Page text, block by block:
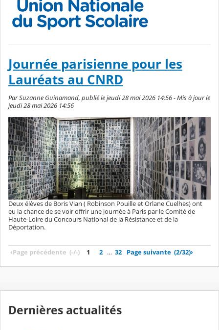
Journée parisienne pour les
Lauréats au CNRD
Par Suzanne Guinamand, publié le jeudi 28 mai 2026 14:56 - Mis à jour le
jeudi 28 mai 2026 14:56
Deux élèves de Boris Vian ( Robinson Pouille et Orlane Cuelhes) ont
eu la chance de se voir offrir une journée à Paris par le Comité de
Haute-Loire du Concours National de la Résistance et de la
Déportation.
‹Page précédente (-/-) 1 2 … 32 Page suivante (2/32)›
Dernières actualités